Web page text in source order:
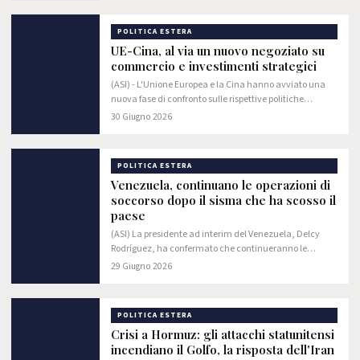
POLITICA ESTERA
UE-Cina, al via un nuovo negoziato su
commercio e investimenti strategici
(ASI) - L'Unione Europea e la Cina hanno avviato una
nuova fase di confronto sulle rispettive politiche
commerciali e sulla sicurezza economica. L'obiettivo è
30 Giugno 2026
POLITICA ESTERA
Venezuela, continuano le operazioni di
soccorso dopo il sisma che ha scosso il
paese
(ASI) La presidente ad interim del Venezuela, Delcy
Rodríguez, ha confermato che continueranno le
operazioni di protezione e soccorso per le persone
29 Giugno 2026
POLITICA ESTERA
Crisi a Hormuz: gli attacchi statunitensi
incendiano il Golfo, la risposta dell'Iran